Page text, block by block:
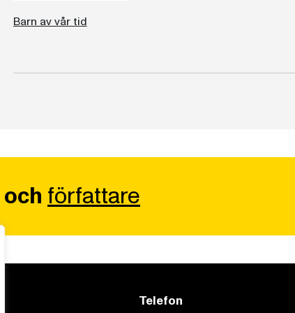
Barn av vår tid
och författare
Telefon